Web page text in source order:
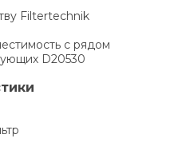
Filtertechnik
с рядом
D20530